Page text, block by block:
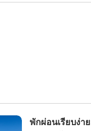
พักผ่อนเรียบง่า